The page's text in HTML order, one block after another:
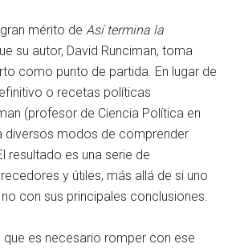
mérito deAsí termina la
su autor, David Runciman, toma
como punto de partida. En lugar de
o recetas políticas
(profesor de Ciencia Política en
diversos modos de comprender
resultado es una serie de
y útiles, más allá de si uno
con sus principales conclusiones.
que es necesario romper con ese